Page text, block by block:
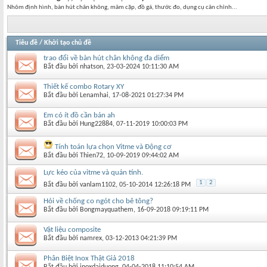
Nhôm định hình, bàn hút chân không, mâm cặp, đồ gá, thước đo, dụng cụ cân chỉnh...
Tiêu đề / Khởi tạo chủ đề
trao đổi về bàn hút chân không đa diểm
Bắt đầu bởi nhatson‎, 23-03-2024 10:11:30 AM
Thiết kế combo Rotary XY
Bắt đầu bởi Lenamhai‎, 17-08-2021 01:27:34 PM
Em có ít đồ cần bán ah
Bắt đầu bởi Hung22884‎, 07-11-2019 10:00:03 PM
Tính toán lựa chọn Vitme và Động cơ
Bắt đầu bởi Thien72‎, 10-09-2019 09:44:02 AM
Lực kéo của vitme và quán tính.
Bắt đầu bởi vanlam1102‎, 05-10-2014 12:26:18 PM 1 2
Hỏi về chống co ngót cho bê tông?
Bắt đầu bởi Bongmayquathem‎, 16-09-2018 09:19:11 PM
Vật liệu composite
Bắt đầu bởi namrex‎, 03-12-2013 04:21:39 PM
Phân Biệt Inox Thật Giả 2018